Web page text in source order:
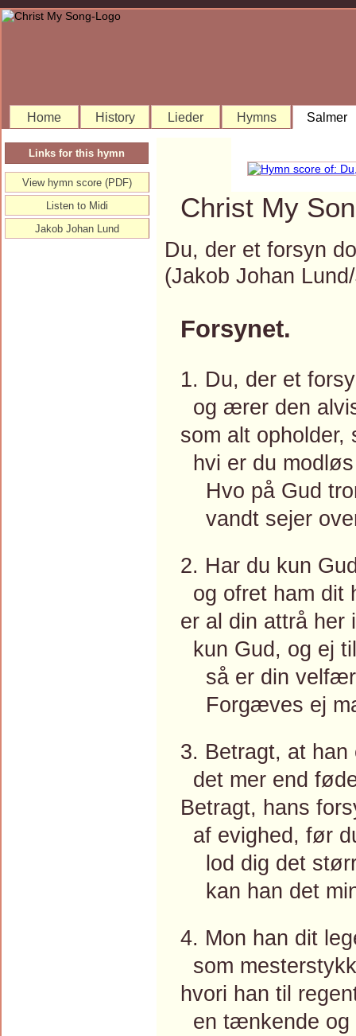
Home History Lieder Hymns Salmer
Christ My
Du, der et forsyn
(Jakob Johan
Forsynet.
1. Du, der et
og ærer den
som alt opholder,
hvi er du
Hvo på Gud
vandt sejer
2. Har du kun
og ofret ham dit
er al din attrå her
kun Gud, og ej
så er din
Forgæves ej
3. Betragt, at
det mer end
Betragt, hans
af evighed, før
lod dig det
kan han det
4. Mon han dit
som
hvori han til
en tænkende og
Links for this hymn
View hymn score (PDF)
Listen to Midi
Jakob Johan Lund